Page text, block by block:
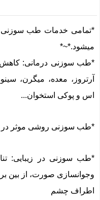
*تمامی خدمات طب سوزنی
میشود.*~*
*طب سوزنی درمانی: کاهش
آرتروز، معده، میگرن،
اس و پوکی استخوان...
*طب سوزنی روشی موثر در
*طب سوزنی در زیبایی:
وجوانسازی صورت، از بین
اطراف چشم